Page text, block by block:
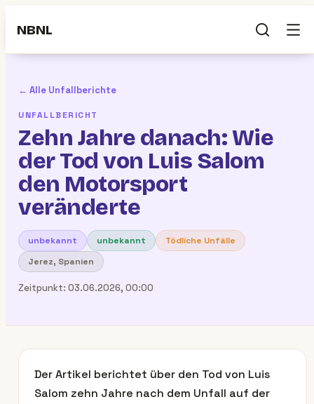
NBNL
← Alle Unfallberichte
UNFALLBERICHT
Zehn Jahre danach: Wie
der Tod von Luis Salom
den Motorsport
veränderte
unbekannt unbekannt
Tödliche Unfälle
Jerez, Spanien
Zeitpunkt: 03.06.2026, 00:00
Der Artikel berichtet über den Tod von Luis
Salom zehn Jahre nach dem Unfall auf der